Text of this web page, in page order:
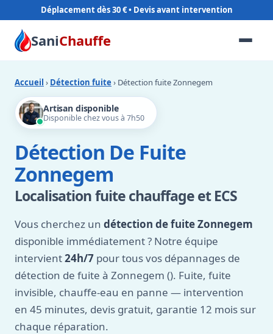
Déplacement dès 30 €
SaniChauffe
Accueil › Détection fuite › Détection fuite Zonnegem
Artisan disponible
Disponible chez vous à 7h50
Détection De Fuite
Zonnegem
Localisation fuite chauffage et ECS
Vous cherchez un détection de fuite Zonnegem
disponible immédiatement ? Notre équipe
intervient24h/7 pour tous vos dépannages de
détection de fuite à Zonnegem (). Fuite, fuite
invisible, chauffe-eau en panne — intervention
en 45 minutes, devis gratuit, garantie 12 mois sur
chaque réparation.